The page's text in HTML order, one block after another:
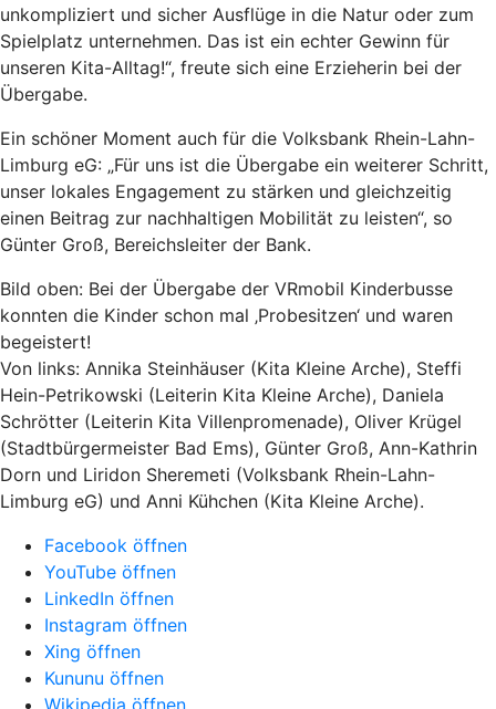
unkompliziert und sicher Ausflüge in die Natur oder zum
Spielplatz unternehmen. Das ist ein echter Gewinn für
unseren Kita-Alltag!“, freute sich eine Erzieherin bei der
Übergabe.
Ein schöner Moment auch für die Volksbank Rhein-Lahn-
Limburg eG: „Für uns ist die Übergabe ein weiterer Schritt,
unser lokales Engagement zu stärken und gleichzeitig
einen Beitrag zur nachhaltigen Mobilität zu leisten“, so
Günter Groß, Bereichsleiter der Bank.
Bild oben: Bei der Übergabe der VRmobil Kinderbusse
konnten die Kinder schon mal ‚Probesitzen‘ und waren
begeistert!
Von links: Annika Steinhäuser (Kita Kleine Arche), Steffi
Hein-Petrikowski (Leiterin Kita Kleine Arche), Daniela
Schrötter (Leiterin Kita Villenpromenade), Oliver Krügel
(Stadtbürgermeister Bad Ems), Günter Groß, Ann-Kathrin
Dorn und Liridon Sheremeti (Volksbank Rhein-Lahn-
Limburg eG) und Anni Kühchen (Kita Kleine Arche).
Facebook öffnen
YouTube öffnen
LinkedIn öffnen
Instagram öffnen
Xing öffnen
Kununu öffnen
Wikipedia öffnen